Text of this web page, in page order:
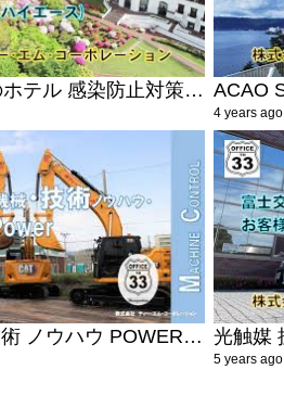
光触媒施工 山のホテル 感染防止対策 送迎バス 箱根 観光 抗菌
4 years ago
ICT 自社機械 技術 ノウハウ POWER 2Ｄ 3D 沼津市 静岡県 地域貢献 株式会社ティーエムコーポレーション はたらくくるま
5 years ago